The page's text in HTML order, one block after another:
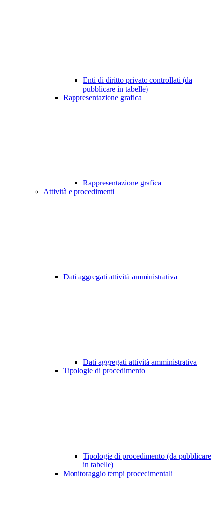
Enti di diritto privato controllati (da
pubblicare in tabelle)
Rappresentazione grafica
Rappresentazione grafica
Attività e procedimenti
Dati aggregati attività amministrativa
Dati aggregati attività amministrativa
Tipologie di procedimento
Tipologie di procedimento (da pubblicare
in tabelle)
Monitoraggio tempi procedimentali